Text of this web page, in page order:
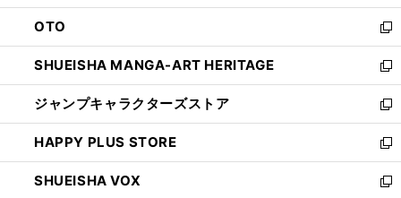
ウ
で
開
く
ン
ド
ウ
で
開
く
OTO
新
し
い
ウ
ィ
ン
ド
ウ
で
SHUEISHA MANGA-ART HERITAGE
新
し
い
ウ
ィ
ン
ド
ジャンプキャラクターズストア
新
し
い
ウ
ィ
HAPPY PLUS STORE
新
し
い
SHUEISHA VOX
新